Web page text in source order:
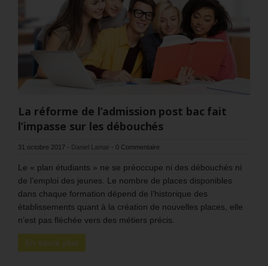
La réforme de l’admission post bac fait
l’impasse sur les débouchés
31 octobre 2017 - Daniel Lamar - 0 Commentaire
Le « plan étudiants » ne se préoccupe ni des débouchés ni
de l’emploi des jeunes. Le nombre de places disponibles
dans chaque formation dépend de l’historique des
établissements quant à la création de nouvelles places, elle
n’est pas fléchée vers des métiers précis.
En savoir plus